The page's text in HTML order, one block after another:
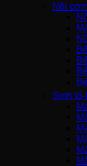
Nồi
Sinh